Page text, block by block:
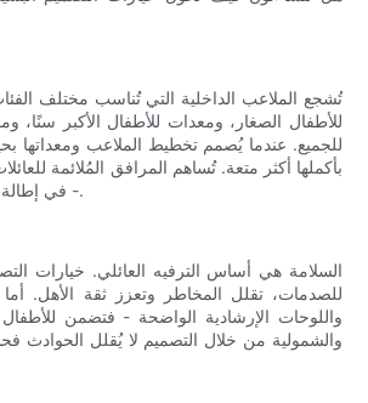
تُشجع الملاعب الداخلية التي تُناسب مختلف
للأطفال الصغار، ومعدات للأطفال الأكبر
للجميع. عندما يُصمم تخطيط الملاعب ومعداتها
بأكملها أكثر متعة. تُساهم المرافق المُلائمة
- في إطالة مدة الزيارات وتشجيع التفاعل الاجتماعي، مما يُحوّل موعد اللعب البسيط إلى نزهة عائلية قيّمة.
السلامة هي أساس الترفيه العائلي. خيارات
للصدمات، تقلل المخاطر وتعزز ثقة الأهل.
واللوحات الإرشادية الواضحة - فتضمن
والشمولية من خلال التصميم لا يُقلل الحوادث